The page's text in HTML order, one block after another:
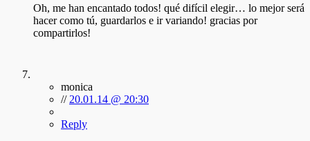
Oh, me han encantado todos! qué difícil elegir… lo mejor será
hacer como tú, guardarlos e ir variando! gracias por
compartirlos!
monica
// 20.01.14 @ 20:30
Reply